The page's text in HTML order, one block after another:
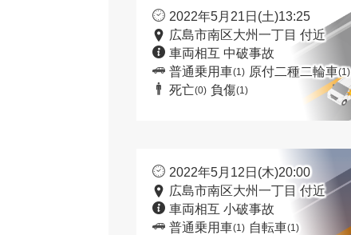
2022年5月21日(土)13:25
広島市南区大州一丁目 付近
車両相互 中破事故
普通乗用車(1) 原付二種二輪車(1)
死亡(0) 負傷(1)
2022年5月12日(木)20:00
広島市南区大州一丁目 付近
車両相互 小破事故
普通乗用車(1) 自転車(1)